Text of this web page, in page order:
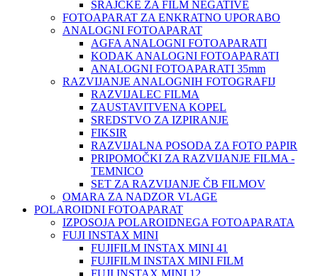
SRAJČKE ZA FILM NEGATIVE
FOTOAPARAT ZA ENKRATNO UPORABO
ANALOGNI FOTOAPARAT
AGFA ANALOGNI FOTOAPARATI
KODAK ANALOGNI FOTOAPARATI
ANALOGNI FOTOAPARATI 35mm
RAZVIJANJE ANALOGNIH FOTOGRAFIJ
RAZVIJALEC FILMA
ZAUSTAVITVENA KOPEL
SREDSTVO ZA IZPIRANJE
FIKSIR
RAZVIJALNA POSODA ZA FOTO PAPIR
PRIPOMOČKI ZA RAZVIJANJE FILMA -
TEMNICO
SET ZA RAZVIJANJE ČB FILMOV
OMARA ZA NADZOR VLAGE
POLAROIDNI FOTOAPARAT
IZPOSOJA POLAROIDNEGA FOTOAPARATA
FUJI INSTAX MINI
FUJIFILM INSTAX MINI 41
FUJIFILM INSTAX MINI FILM
FUJI INSTAX MINI 12